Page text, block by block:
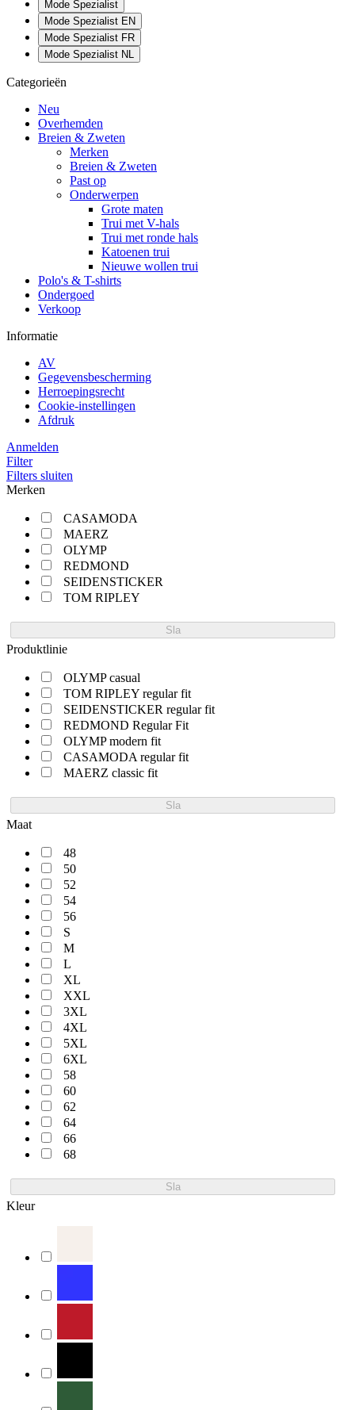
Mode Spezialist
Mode Spezialist EN
Mode Spezialist FR
Mode Spezialist NL
Categorieën
Neu
Overhemden
Breien & Zweten
Merken
Breien & Zweten
Past op
Onderwerpen
Grote maten
Trui met V-hals
Trui met ronde hals
Katoenen trui
Nieuwe wollen trui
Polo's & T-shirts
Ondergoed
Verkoop
Informatie
AV
Gegevensbescherming
Herroepingsrecht
Cookie-instellingen
Afdruk
Anmelden
Filter
Filters sluiten
Merken
CASAMODA
MAERZ
OLYMP
REDMOND
SEIDENSTICKER
TOM RIPLEY
Sla
Produktlinie
OLYMP casual
TOM RIPLEY regular fit
SEIDENSTICKER regular fit
REDMOND Regular Fit
OLYMP modern fit
CASAMODA regular fit
MAERZ classic fit
Sla
Maat
48
50
52
54
56
S
M
L
XL
XXL
3XL
4XL
5XL
6XL
58
60
62
64
66
68
Sla
Kleur